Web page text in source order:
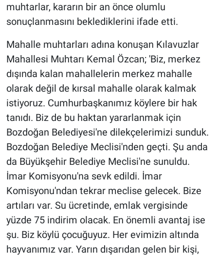
muhtarlar, kararın bir an önce olumlu
sonuçlanmasını beklediklerini ifade etti.
Mahalle muhtarları adına konuşan Kılavuzlar
Mahallesi Muhtarı Kemal Özcan; 'Biz, merkez
dışında kalan mahallelerin merkez mahalle
olarak değil de kırsal mahalle olarak kalmak
istiyoruz. Cumhurbaşkanımız köylere bir hak
tanıdı. Biz de bu haktan yararlanmak için
Bozdoğan Belediyesi'ne dilekçelerimizi sunduk.
Bozdoğan Belediye Meclisi'nden geçti. Şu anda
da Büyükşehir Belediye Meclisi'ne sunuldu.
İmar Komisyonu'na sevk edildi. İmar
Komisyonu'ndan tekrar meclise gelecek. Bize
artıları var. Su ücretinde, emlak vergisinde
yüzde 75 indirim olacak. En önemli avantaj ise
şu. Biz köylü çocuğuyuz. Her evimizin altında
hayvanımız var. Yarın dışarıdan gelen bir kişi,